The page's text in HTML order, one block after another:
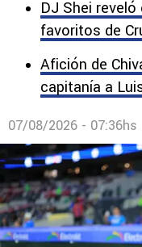
DJ Shei
favoritos de
Afición de
capitanía a
07/08/2026 - 07:36hs